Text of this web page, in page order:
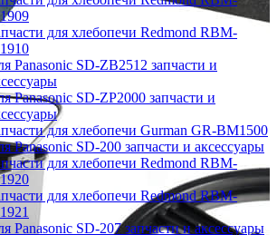
для хлебопечи Redmond RBM-
Panasonic SD-ZB2512 запчасти и
Panasonic SD-ZP2000 запчасти и
для хлебопечи Gurman GR-BM1500
Panasonic SD-200 запчасти и аксессуары
для хлебопечи Redmond RBM-
для хлебопечи Redmond RBM-
Panasonic SD-207 запчасти и аксессуары